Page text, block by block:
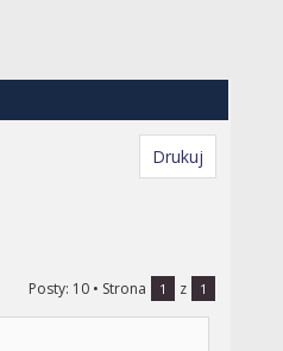
Drukuj
Posty: 10 • Strona 1 z 1